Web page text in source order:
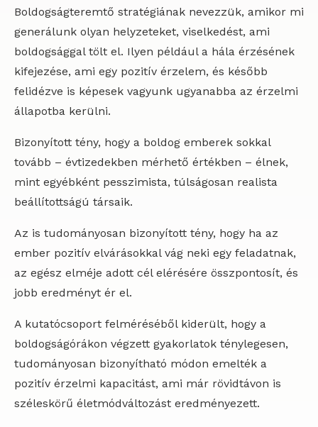
Boldogságteremtő stratégiának nevezzük, amikor mi
generálunk olyan helyzeteket, viselkedést, ami
boldogsággal tölt el. Ilyen például a hála érzésének
kifejezése, ami egy pozitív érzelem, és később
felidézve is képesek vagyunk ugyanabba az érzelmi
állapotba kerülni.
Bizonyított tény, hogy a boldog emberek sokkal
tovább – évtizedekben mérhető értékben – élnek,
mint egyébként pesszimista, túlságosan realista
beállítottságú társaik.
Az is tudományosan bizonyított tény, hogy ha az
ember pozitív elvárásokkal vág neki egy feladatnak,
az egész elméje adott cél elérésére összpontosít, és
jobb eredményt ér el.
A kutatócsoport felméréséből kiderült, hogy a
boldogságórákon végzett gyakorlatok ténylegesen,
tudományosan bizonyítható módon emelték a
pozitív érzelmi kapacitást, ami már rövidtávon is
széleskörű életmódváltozást eredményezett.